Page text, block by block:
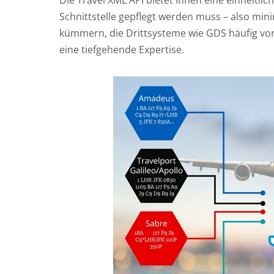
Schnittstelle gepflegt werden muss – also
kümmern, die Drittsysteme wie GDS häufig
eine tiefgehende Expertise.